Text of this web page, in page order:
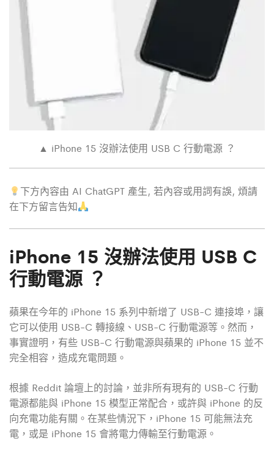
▲ iPhone 15 沒辦法使用 USB C 行動電源 ？
下方內容由 AI ChatGPT 產生, 若內容或用詞有誤, 煩請
在下方留言告知
iPhone 15 沒辦法使用 USB C
行動電源 ？
蘋果在今年的 iPhone 15 系列中新增了 USB-C 連接埠，讓
它可以使用 USB-C 轉接線、USB-C 行動電源等。然而，
事實證明，有些 USB-C 行動電源與蘋果的 iPhone 15 並不
完全相容，造成充電問題。
根據 Reddit 論壇上的討論，並非所有現有的 USB-C 行動
電源都能與 iPhone 15 模型正常配合，或許與 iPhone 的反
向充電功能有關。在某些情況下，iPhone 15 可能無法充
電，或是 iPhone 15 會將電力傳輸至行動電源。